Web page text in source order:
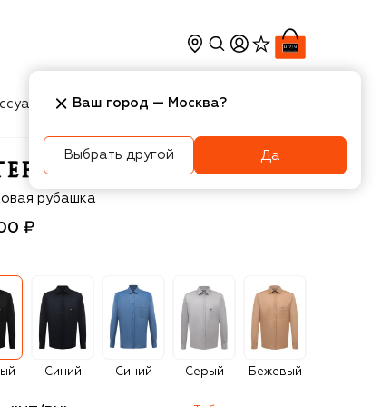
Косметика Интерьер
Ricciрубашка
₽
Синий Синий Серый Бежевый
Ваш город — Москва?
Выбрать другой Да